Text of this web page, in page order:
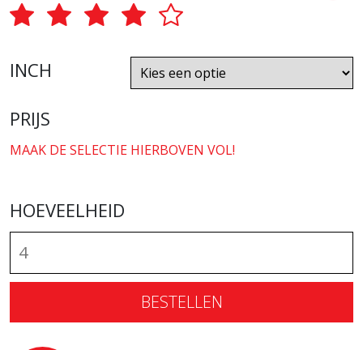
INCH
PRIJS
MAAK DE SELECTIE HIERBOVEN VOL!
HOEVEELHEID
BESTELLEN